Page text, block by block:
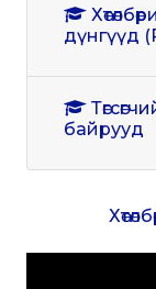
дүнгүүд
байрууд